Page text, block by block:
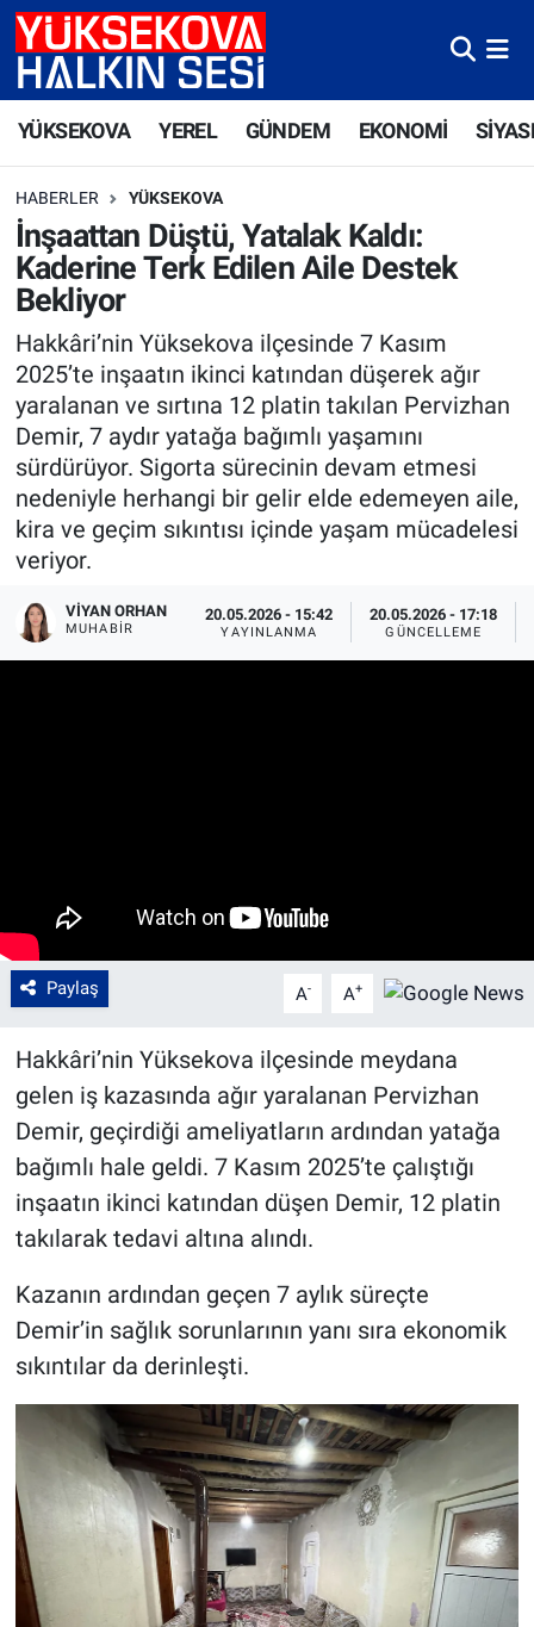
YÜKSEKOVA YEREL GÜNDEM EKONOMİ
HABERLER YÜKSEKOVA
İnşaattan Düştü, Yatalak Kaldı:
Kaderine Terk Edilen Aile Destek
Bekliyor
Hakkâri’nin Yüksekova ilçesinde 7 Kasım
2025’te inşaatın ikinci katından düşerek ağır
yaralanan ve sırtına 12 platin takılan Pervizhan
Demir, 7 aydır yatağa bağımlı yaşamını
sürdürüyor. Sigorta sürecinin devam etmesi
nedeniyle herhangi bir gelir elde edemeyen aile,
kira ve geçim sıkıntısı içinde yaşam mücadelesi
veriyor.
VIYAN ORHAN
MUHABIR
20.05.2026 - 15:42
YAYINLANMA
20.05.2026 - 17:18
GÜNCELLEME
Paylaş A- A+
Hakkâri’nin Yüksekova ilçesinde meydana
gelen iş kazasında ağır yaralanan Pervizhan
Demir, geçirdiği ameliyatların ardından yatağa
bağımlı hale geldi. 7 Kasım 2025’te çalıştığı
inşaatın ikinci katından düşen Demir, 12 platin
takılarak tedavi altına alındı.
Kazanın ardından geçen 7 aylık süreçte
Demir’in sağlık sorunlarının yanı sıra ekonomik
sıkıntılar da derinleşti.
Yüksekova Nöbetçi Eczaneler
Yüksekova Trafik Yoğunluk Haritası
Süper Lig Puan Durumu ve Fikstür
Tüm Manşetler
Son Dakika Haberleri
Haber Arşivi